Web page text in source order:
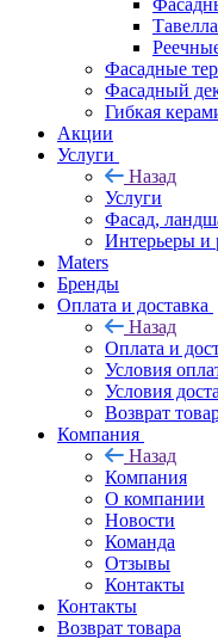
Тавелла
Фасадные
Фасадный
Гибкая
Акции
Услуги
Назад
Услуги
Фасад,
Интерьеры и
Maters
Бренды
Оплата и доставка
Назад
Оплата и
Условия
Условия
Возврат
Компания
Назад
Компания
О компании
Новости
Команда
Отзывы
Контакты
Контакты
Возврат товара